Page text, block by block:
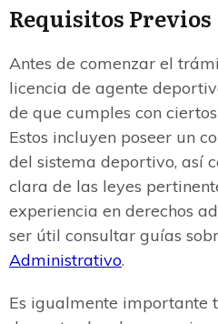
Requisitos Previos
Antes de comenzar el
licencia de agente
de que cumples con
Estos incluyen poseer un
del sistema deportivo, así
clara de las leyes
experiencia en derechos
ser útil consultar guías
Administrativo.
Es igualmente importante